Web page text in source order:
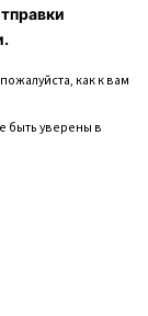
как к вам
быть уверены в